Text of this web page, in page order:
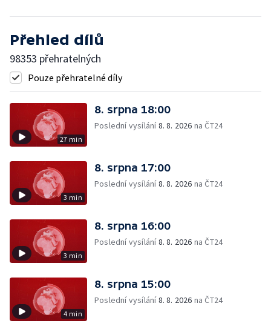
Přehled dílů
98353 přehratelných
Pouze přehratelné díly
27 min
8. srpna 18:00
Poslední vysílání8. 8. 2026 na ČT24
3 min
8. srpna 17:00
Poslední vysílání8. 8. 2026 na ČT24
3 min
8. srpna 16:00
Poslední vysílání8. 8. 2026 na ČT24
4 min
8. srpna 15:00
Poslední vysílání8. 8. 2026 na ČT24